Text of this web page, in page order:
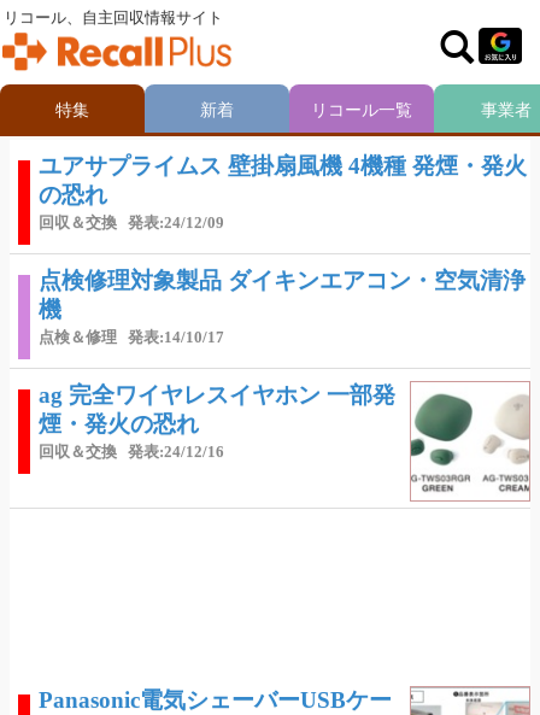
ユアサプライムス 壁掛扇風機 4機種 発煙・発火
の恐れ
回収＆交換 発表:24/12/09
点検修理対象製品 ダイキンエアコン・空気清浄
機
点検＆修理 発表:14/10/17
ag 完全ワイヤレスイヤホン 一部発
煙・発火の恐れ
回収＆交換 発表:24/12/16
Panasonic電気シェーバーUSBケー
リコール、自主回収情報サイト
特集 新着 リコール一覧 事業者